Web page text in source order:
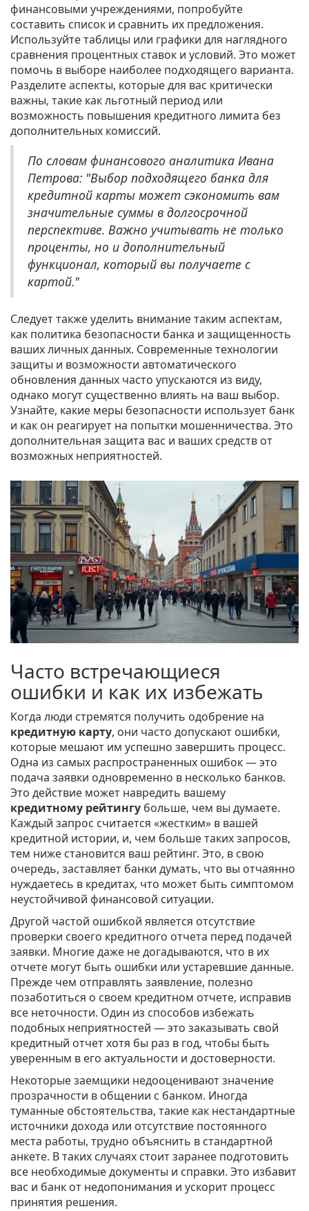
финансовыми учреждениями, попробуйте
составить список и сравнить их предложения.
Используйте таблицы или графики для наглядного
сравнения процентных ставок и условий. Это может
помочь в выборе наиболее подходящего варианта.
Разделите аспекты, которые для вас критически
важны, такие как льготный период или
возможность повышения кредитного лимита без
дополнительных комиссий.
По словам финансового аналитика Ивана
Петрова: "Выбор подходящего банка для
кредитной карты может сэкономить вам
значительные суммы в долгосрочной
перспективе. Важно учитывать не только
проценты, но и дополнительный
функционал, который вы получаете с
картой."
Следует также уделить внимание таким аспектам,
как политика безопасности банка и защищенность
ваших личных данных. Современные технологии
защиты и возможности автоматического
обновления данных часто упускаются из виду,
однако могут существенно влиять на ваш выбор.
Узнайте, какие меры безопасности использует банк
и как он реагирует на попытки мошенничества. Это
дополнительная защита вас и ваших средств от
возможных неприятностей.
Часто встречающиеся
ошибки и как их избежать
Когда люди стремятся получить одобрение на
кредитную карту, они часто допускают ошибки,
которые мешают им успешно завершить процесс.
Одна из самых распространенных ошибок — это
подача заявки одновременно в несколько банков.
Это действие может навредить вашему
кредитному рейтингу больше, чем вы думаете.
Каждый запрос считается «жестким» в вашей
кредитной истории, и, чем больше таких запросов,
тем ниже становится ваш рейтинг. Это, в свою
очередь, заставляет банки думать, что вы отчаянно
нуждаетесь в кредитах, что может быть симптомом
неустойчивой финансовой ситуации.
Другой частой ошибкой является отсутствие
проверки своего кредитного отчета перед подачей
заявки. Многие даже не догадываются, что в их
отчете могут быть ошибки или устаревшие данные.
Прежде чем отправлять заявление, полезно
позаботиться о своем кредитном отчете, исправив
все неточности. Один из способов избежать
подобных неприятностей — это заказывать свой
кредитный отчет хотя бы раз в год, чтобы быть
уверенным в его актуальности и достоверности.
Некоторые заемщики недооценивают значение
прозрачности в общении с банком. Иногда
туманные обстоятельства, такие как нестандартные
источники дохода или отсутствие постоянного
места работы, трудно объяснить в стандартной
анкете. В таких случаях стоит заранее подготовить
все необходимые документы и справки. Это избавит
вас и банк от недопонимания и ускорит процесс
принятия решения.